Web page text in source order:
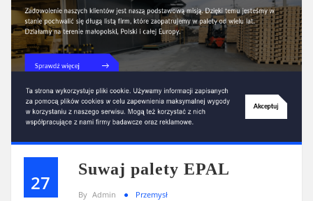
27
Suwaj palety EPAL
By Admin Przemysł